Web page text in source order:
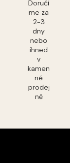
Doručí
me za
2-3
dny
nebo
ihned
v
kamen
né
prodej
ně